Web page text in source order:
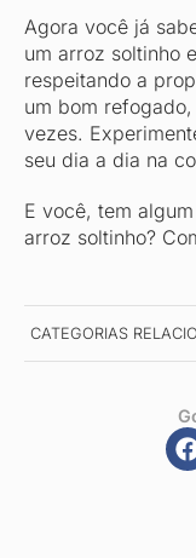
Agora você já
um arroz soltinho
respeitando a
um bom
vezes.
seu dia a dia na
E você, tem
arroz soltinho?
CATEGORIAS